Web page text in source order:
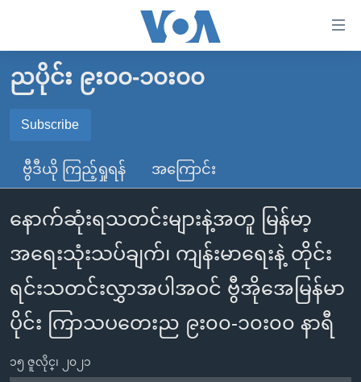
လွယ်ကူ
စေ
သည့်
Link
များ
ပင်မ
အကြောင်းအရာ
သို့
ကျော်
ကြည့်
ရန်
အ
မူလစာမျက်နှာ
နိုင်ငံတကာ
တရုတ်
အစ္စရေး-ပါလက်စတိုင်း
ဗွီဒီယို
ရပ်ဝန်းတခု လမ်းတခု အလွန်
အင်္ဂလိပ်စာလေ့လာမယ်
အမေရိကန်သုံးအီဒီယံ
မကြေးမုံရဲ့ အင်္ဂလိပ်စာ
သုတပဒေသာ အင်္ဂလိပ်စာ
အပတ်စဉ်ကဏ္ဍများ
ရေဒီယို
ရေဒီယိုနှင့်ရုပ်သံ အချက်အလက်များ
ညပိုင်း ၉း၀၀-၁၀း၀၀
Subscribe
Spotify
ရယူရန်
ဗွီဒီယို ကြည့်ရှုရန် အကြောင်း
နောက်ဆုံးရသတင်းများနဲ့အတူ မြန်မာ့
အရေးသုံးသပ်ချက်၊ ကျန်းမာရေးနဲ့ တိုင်း
ရင်းသတင်းလွှာအပါအဝင် ဗွီအိုအေမြန်မာ
ပိုင်း ကြာသပတေးည ၉း၀၀-၁၀း၀၀ နာရီ
၁၅ ဇူလိုင္၊ ၂၀၂၁